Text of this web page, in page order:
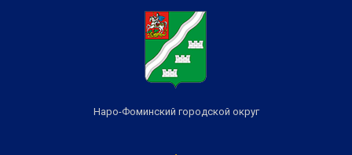
Наро-Фоминский городской округ